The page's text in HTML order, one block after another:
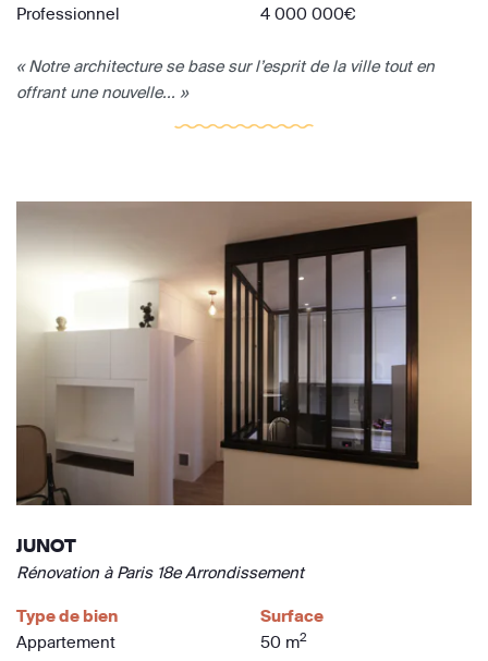
Professionnel
4 000 000€
« Notre architecture se base sur l’esprit de la ville tout en
offrant une nouvelle... »
JUNOT
Rénovation à Paris 18e Arrondissement
Type de bien
Appartement
Surface
50 m2